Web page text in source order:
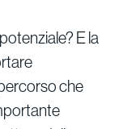
E la
che